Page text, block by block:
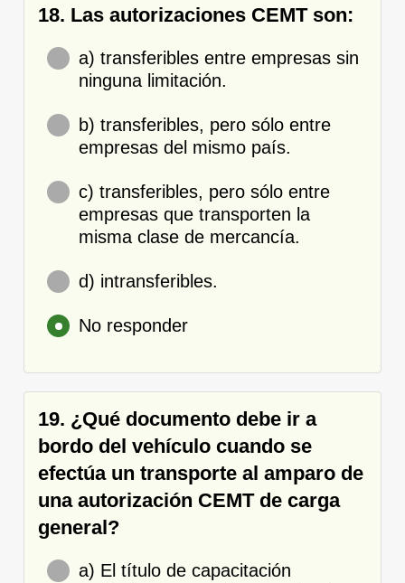
18. Las autorizaciones CEMT son:
a) transferibles entre empresas sin
ninguna limitación.
b) transferibles, pero sólo entre
empresas del mismo país.
c) transferibles, pero sólo entre
empresas que transporten la
misma clase de mercancía.
d) intransferibles.
No responder
19. ¿Qué documento debe ir a
bordo del vehículo cuando se
efectúa un transporte al amparo de
una autorización CEMT de carga
general?
a) El título de capacitación